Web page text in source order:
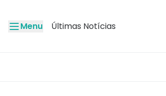
Menu Últimas Notícias